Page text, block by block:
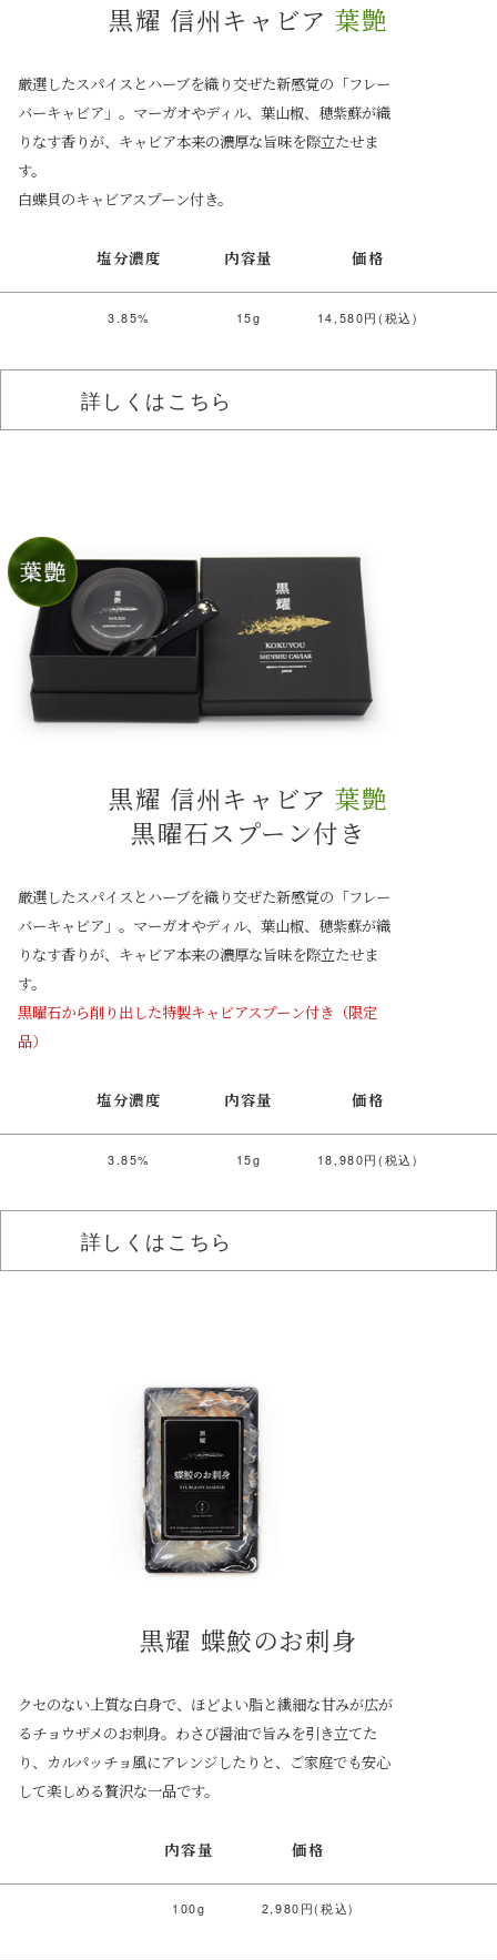
黒耀 信州キャビア葉艶
厳選したスパイスとハーブを織り交ぜた新感覚の「フレー
バーキャビア」。マーガオやディル、葉山椒、穂紫蘇が織
りなす香りが、キャビア本来の濃厚な旨味を際立たせま
す。
白蝶貝のキャビアスプーン付き。
塩分濃度
3.85%
内容量
15g
価格
14,580円(税込)
詳しくはこちら
黒耀 信州キャビア葉艶
黒曜石スプーン付き
厳選したスパイスとハーブを織り交ぜた新感覚の「フレー
バーキャビア」。マーガオやディル、葉山椒、穂紫蘇が織
りなす香りが、キャビア本来の濃厚な旨味を際立たせま
す。
黒曜石から削り出した特製キャビアスプーン付き（限定
品）
塩分濃度
3.85%
内容量
15g
価格
18,980円(税込)
詳しくはこちら
黒耀 蝶鮫のお刺身
クセのない上質な白身で、ほどよい脂と繊細な甘みが広が
るチョウザメのお刺身。わさび醤油で旨みを引き立てた
り、カルパッチョ風にアレンジしたりと、ご家庭でも安心
して楽しめる贅沢な一品です。
内容量
100g
価格
2,980円(税込)